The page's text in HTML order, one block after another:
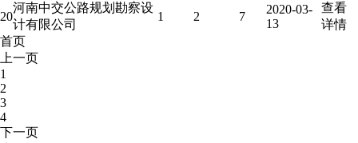
20
河南中交公路规划勘察设
计有限公司
1 2 7
2020-03-
13
查看
详情
首页
上一页
1
2
3
4
下一页